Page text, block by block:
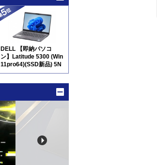
DELL 【即納パソコ
ン】Latitude 5300 (Win
11pro64)(SSD新品) 5N
8